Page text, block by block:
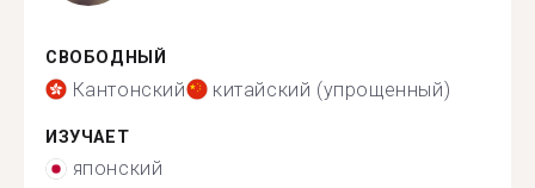
СВОБОДНЫЙ
Кантонский китайский (упрощенный)
ИЗУЧАЕТ
японский